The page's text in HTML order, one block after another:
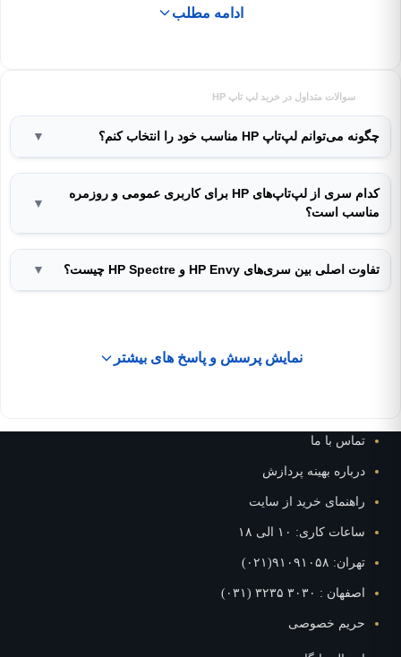
ادامه مطلب
سوالات متداول در خرید لپ تاپ HP
چگونه می‌توانم لپ‌تاپ HP مناسب خود را انتخاب کنم؟
کدام سری از لپ‌تاپ‌های HP برای کاربری عمومی و روزمره
مناسب است؟
تفاوت اصلی بین سری‌های HP Envy و HP Spectre چیست؟
نمایش پرسش و پاسخ های بیشتر
تماس با ما
درباره بهینه پردازش
راهنمای خرید از سایت
ساعات کاری: ۱۰ الی ۱۸
تهران: ۹۱۰۹۱۰۵۸(۰۲۱)
اصفهان : ۳۰۳۰ ۳۲۳۵ (۰۳۱)
حریم خصوصی